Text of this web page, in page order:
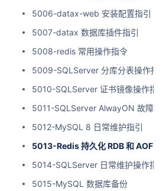
5006-datax-web 安装配置指引
5007-datax 数据库插件指引
5008-redis 常用操作指令
5009-SQLServer 分库分表操作指引
5010-SQLServer 证书镜像操作指引
5011-SQLServer AlwayON 故障测试
5012-MySQL 8 日常维护指引
5013-Redis 持久化 RDB 和 AOF
5014-SQLServer 日常维护操作指引
5015-MySQL 数据库备份